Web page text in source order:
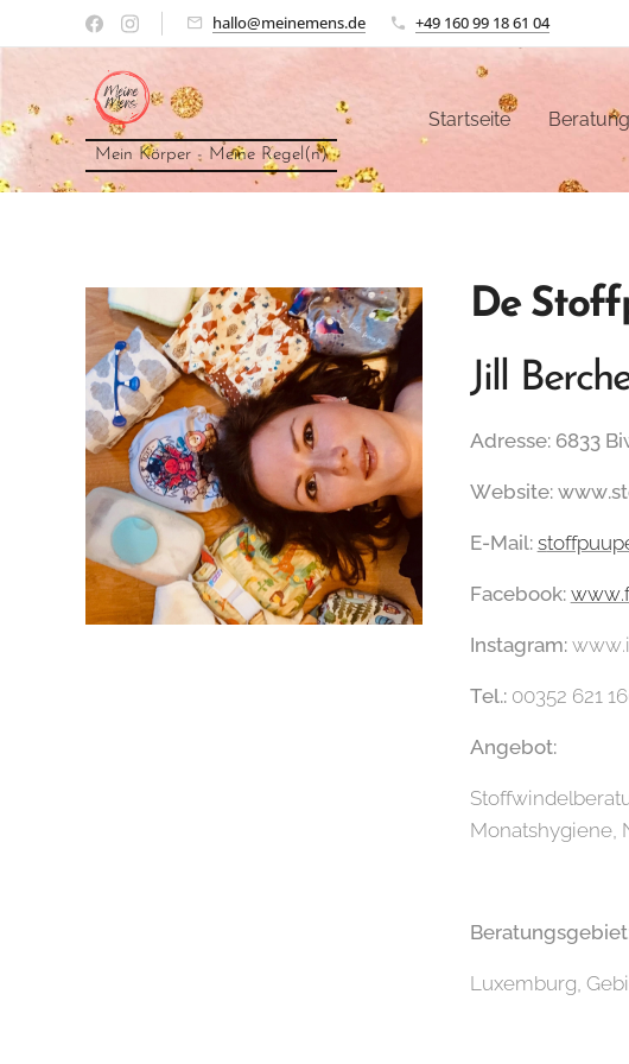
hallo@meinemens.de +49 160 99 18 61 04
Mein Körper - Meine Regel(n)
Startseite Beratung
De
Jill
Adresse: 6833
Website:
E-Mail: s
Facebook:
Instagram:
Tel.:00352 621
Angebot:
Monatshygiene,
Luxemburg,